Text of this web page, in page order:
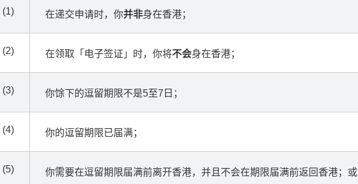
(1) 在递交申请时，你并非身在香港；
(2) 在领取「电子签证」时，你将不会身在香港；
(3) 你馀下的逗留期限不是5至7日；
(4) 你的逗留期限已届满；
(5) 你需要在逗留期限届满前离开香港，并且不会在期限届满前返回香港；或